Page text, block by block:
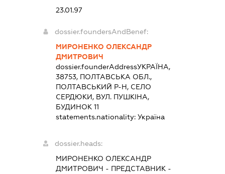
23.01.97
dossier.foundersAndBenef:
МИРОНЕНКО ОЛЕКСАНДР
ДМИТРОВИЧ
dossier.founderAddressУКРАЇНА,
38753, ПОЛТАВСЬКА ОБЛ.,
ПОЛТАВСЬКИЙ Р-Н, СЕЛО
СЕРДЮКИ, ВУЛ. ПУШКІНА,
БУДИНОК 11
statements.nationality:Україна
dossier.heads:
МИРОНЕНКО ОЛЕКСАНДР
ДМИТРОВИЧ - ПРЕДСТАВНИК -